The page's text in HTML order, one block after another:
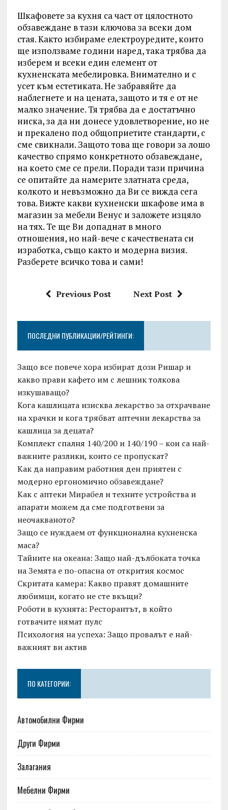
Шкафовете за кухня са част от цялостното
обзавеждане в тази ключова за всеки дом
стая. Както избираме електроуредите, които
ще използваме години наред, така трябва да
изберем и всеки един елемент от
кухненската мебелировка. Внимателно и с
усет към естетиката. Не забравяйте да
наблегнете и на цената, защото и тя е от не
малко значение. Тя трябва да е достатъчно
ниска, за да ни донесе удовлетворение, но не
и прекалено под общоприетите стандарти, с
сме свикнали. Защото това ще говори за лошо
качество спрямо конкретното обзавеждане,
на което сме се прели. Поради тази причина
се опитайте да намерите златната среда,
колкото и невъзможно да Ви се вижда сега
това. Вижте какви кухненски шкафове има в
магазин за мебели Венус и заложете изцяло
на тях. Те ще Ви допаднат в много
отношения, но най-вече с качествената си
изработка, също както и модерна визия.
Разберете всичко това и сами!
Previous Post Next Post
ПОСЛЕДНИ ПУБЛИКАЦИИ/РЕЙТИНГИ:
Защо все повече хора избират дози Ришар и
какво прави кафето им с лешник толкова
изкушаващо?
Кога кашлицата изисква лекарство за отхрачване
на храчки и кога трябват аптечни лекарства за
кашлица за децата?
Комплект спалня 140/200 и 140/190 – кои са най-
важните разлики, които се пропускат?
Как да направим работния ден приятен с
модерно ергономично обзавеждане?
Как с аптеки Мирабел и техните устройства и
апарати можем да сме подготвени за
неочакваното?
Защо се нуждаем от функционална кухненска
маса?
Тайните на океана: Защо най-дълбоката точка
на Земята е по-опасна от открития космос
Скритата камера: Какво правят домашните
любимци, когато не сте вкъщи?
Роботи в кухнята: Ресторантът, в който
готвачите нямат пулс
Психология на успеха: Защо провалът е най-
важният ви актив
ПО КАТЕГОРИИ:
Автомобилни Фирми
Други Фирми
Залагания
Мебелни Фирми